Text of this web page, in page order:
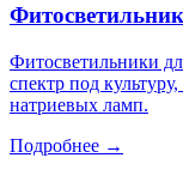
Фитосветильники
спектр под
натриевых ламп.
Подробнее →